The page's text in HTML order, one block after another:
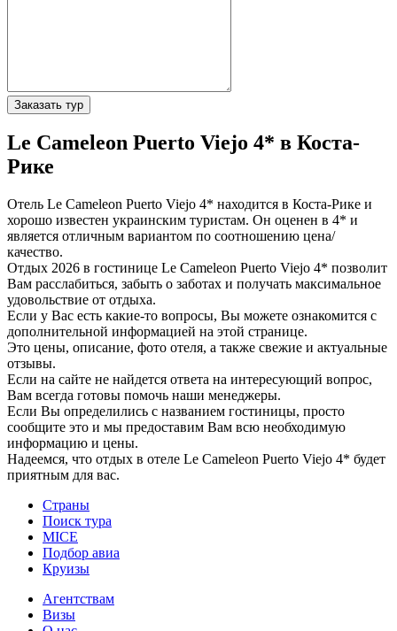
Заказать тур
Le Cameleon Puerto Viejo 4* в Коста-
Рике
Отель Le Cameleon Puerto Viejo 4* находится в Коста-Рике и
хорошо известен украинским туристам. Он оценен в 4* и
является отличным вариантом по соотношению цена/
качество.
Отдых 2026 в гостинице Le Cameleon Puerto Viejo 4* позволит
Вам расслабиться, забыть о заботах и получать максимальное
удовольствие от отдыха.
Если у Вас есть какие-то вопросы, Вы можете ознакомится с
дополнительной информацией на этой странице.
Это цены, описание, фото отеля, а также свежие и актуальные
отзывы.
Если на сайте не найдется ответа на интересующий вопрос,
Вам всегда готовы помочь наши менеджеры.
Если Вы определились с названием гостиницы, просто
сообщите это и мы предоставим Вам всю необходимую
информацию и цены.
Надеемся, что отдых в отеле Le Cameleon Puerto Viejo 4* будет
приятным для вас.
Страны
Поиск тура
MICE
Подбор авиа
Круизы
Агентствам
Визы